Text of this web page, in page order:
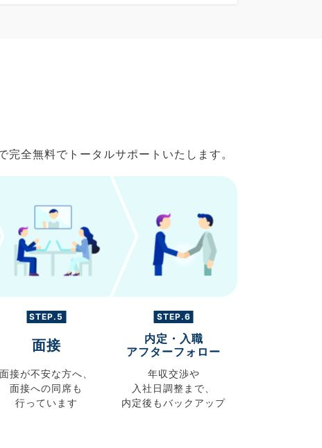
全無料でトータルサポートいたします。
STEP.5
面接
面接が不安な方へ、
面接への同席も
行っています
STEP.6
内定・入職
アフターフォロー
年収交渉や
入社日調整まで、
内定後もバックアップ